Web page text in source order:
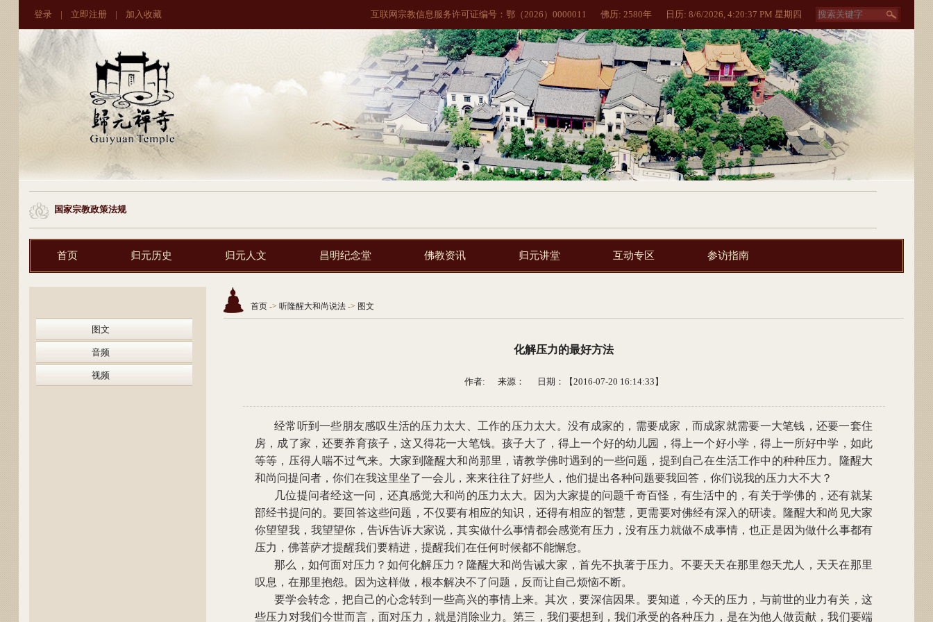
登录 | 立即注册 | 加入收藏 互联网宗教信息服务许可证编号：鄂（2026）0000011 佛历: 2580年 日历: 8/6/2026, 4:20:37 PM 星期四
国家宗教政策法规
首页 归元历史 归元人文 昌明纪念堂 佛教资讯 归元讲堂 互动专区 参访指南
图文
音频
视频
首页 -> 听隆醒大和尚说法 -> 图文
化解压力的最好方法
作者: 来源： 日期：【2016-07-20 16:14:33】
经常听到一些朋友感叹生活的压力太大、工作的压力太大。没有成家的，需要成家，而成家就需要一大笔钱，还要一套住
房，成了家，还要养育孩子，这又得花一大笔钱。孩子大了，得上一个好的幼儿园，得上一个好小学，得上一所好中学，如此
等等，压得人喘不过气来。大家到隆醒大和尚那里，请教学佛时遇到的一些问题，提到自己在生活工作中的种种压力。隆醒大
和尚问提问者，你们在我这里坐了一会儿，来来往往了好些人，他们提出各种问题要我回答，你们说我的压力大不大？
几位提问者经这一问，还真感觉大和尚的压力太大。因为大家提的问题千奇百怪，有生活中的，有关于学佛的，还有就某
部经书提问的。要回答这些问题，不仅要有相应的知识，还得有相应的智慧，更需要对佛经有深入的研读。隆醒大和尚见大家
你望望我，我望望你，告诉告诉大家说，其实做什么事情都会感觉有压力，没有压力就做不成事情，也正是因为做什么事都有
压力，佛菩萨才提醒我们要精进，提醒我们在任何时候都不能懈怠。
那么，如何面对压力？如何化解压力？隆醒大和尚告诫大家，首先不执著于压力。不要天天在那里怨天尤人，天天在那里
叹息，在那里抱怨。因为这样做，根本解决不了问题，反而让自己烦恼不断。
要学会转念，把自己的心念转到一些高兴的事情上来。其次，要深信因果。要知道，今天的压力，与前世的业力有关，这
些压力对我们今世而言，面对压力，就是消除业力。第三，我们要想到，我们承受的各种压力，是在为他人做贡献，我们要端